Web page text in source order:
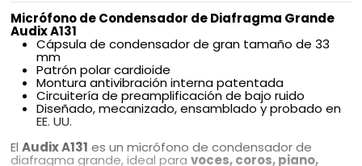
Micrófono de Condensador de Diafragma Grande
Audix A131
Cápsula de condensador de gran tamaño de 33
mm
Patrón polar cardioide
Montura antivibración interna patentada
Circuitería de preamplificación de bajo ruido
Diseñado, mecanizado, ensamblado y probado en
EE. UU.
El Audix A131 es un micrófono de condensador de
diafragma grande, ideal para voces, coros, piano,